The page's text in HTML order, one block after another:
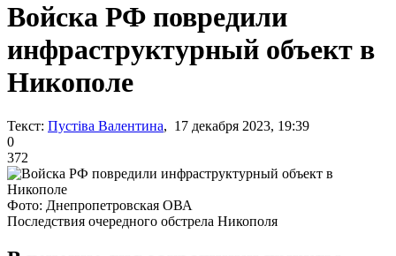
Войска РФ повредили
инфраструктурный объект в
Никополе
Текст: Пустіва Валентина, 17 декабря 2023, 19:39
0
372
Фото: Днепропетровская ОВА
Последствия очередного обстрела Никополя